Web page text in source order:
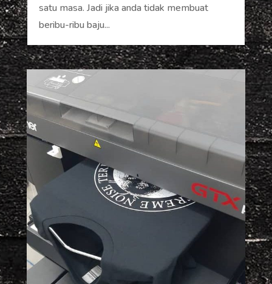
satu masa. Jadi jika anda tidak membuat
beribu-ribu baju...